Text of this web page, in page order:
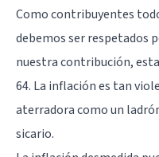
Como contribuyentes
debemos ser respetados
nuestra contribución,
64. La inflación es tan
aterradora como un
sicario.